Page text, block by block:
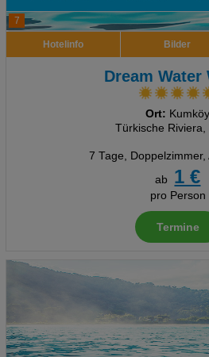
7
Hotelinfo Bilder
Dream Water
Ort: Kumköy
Türkische Riviera,
7 Tage, Doppelzimmer,
ab
1 €
pro Person
Termine